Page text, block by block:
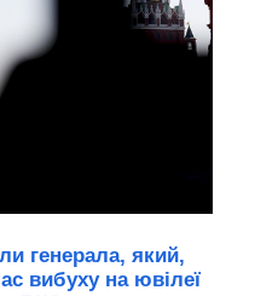
генерала, який,
вибуху на ювілеї